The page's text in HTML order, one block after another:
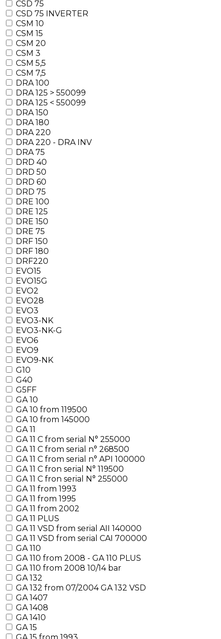
CSD 75
CSD 75 INVERTER
CSM 10
CSM 15
CSM 20
CSM 3
CSM 5,5
CSM 7,5
DRA 100
DRA 125 > 550099
DRA 125 < 550099
DRA 150
DRA 180
DRA 220
DRA 220 - DRA INV
DRA 75
DRD 40
DRD 50
DRD 60
DRD 75
DRE 100
DRE 125
DRE 150
DRE 75
DRF 150
DRF 180
DRF220
EVO15
EVO15G
EVO2
EVO28
EVO3
EVO3-NK
EVO3-NK-G
EVO6
EVO9
EVO9-NK
G10
G40
G5FF
GA 10
GA 10 from 119500
GA 10 from 145000
GA 11
GA 11 C from serial N° 255000
GA 11 C from serial n° 268500
GA 11 C from serial n° API 100000
GA 11 C fron serial N° 119500
GA 11 C fron serial N° 255000
GA 11 from 1993
GA 11 from 1995
GA 11 from 2002
GA 11 PLUS
GA 11 VSD from serial AII 140000
GA 11 VSD from serial CAI 700000
GA 110
GA 110 from 2008 - GA 110 PLUS
GA 110 from 2008 10/14 bar
GA 132
GA 132 from 07/2004 GA 132 VSD
GA 1407
GA 1408
GA 1410
GA 15